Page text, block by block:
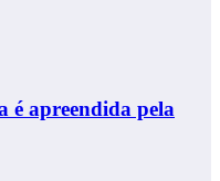
é apreendida pela